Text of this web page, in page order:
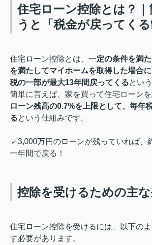
住宅ローン控除とは？
うと「税金が戻ってくる
住宅ローン控除とは、一定の条件を満
を満たしてマイホームを取得した場合
税の一部が最大13年間戻ってくるとい
簡単に言えば、家を買って住宅ローンを
ローン残高の0.7%を上限として、毎年
るという仕組みです。
✓3,000万円のローンが残っていれば、
一年間で戻る！
控除を受けるための主
住宅ローン控除を受けるには、以下の
す必要があります。